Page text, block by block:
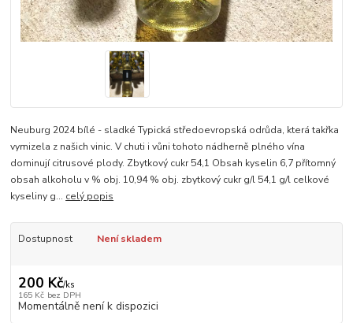
Neuburg 2024 bílé - sladké Typická středoevropská odrůda, která takřka
vymizela z našich vinic. V chuti i vůni tohoto nádherně plného vína
dominují citrusové plody. Zbytkový cukr 54,1 Obsah kyselin 6,7 přítomný
obsah alkoholu v % obj. 10,94 % obj. zbytkový cukr g/l 54,1 g/l celkové
kyseliny g... celý popis
Dostupnost Není skladem
200 Kč/ks
165 Kč bez DPH
Momentálně není k dispozici